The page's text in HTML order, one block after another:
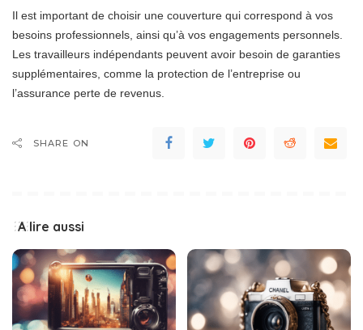
Il est important de choisir une couverture qui correspond à vos
besoins professionnels, ainsi qu’à vos engagements personnels.
Les travailleurs indépendants peuvent avoir besoin de garanties
supplémentaires, comme la protection de l’entreprise ou
l’assurance perte de revenus.
SHARE ON
A lire aussi